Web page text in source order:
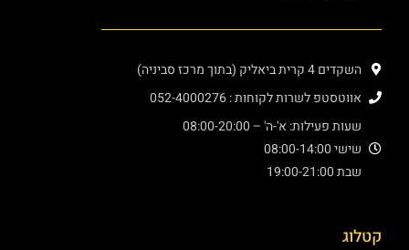
השקדים 4 קרית ביאליק (בתוך מרכז סביניה)
אווטסטפ לשרות לקוחות : 052-4000276
שעות פעילות: א'-ה' – 08:00-20:00
שישי 08:00-14:00
שבת 19:00-21:00
קטלוג